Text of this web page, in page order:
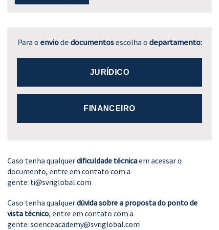
Para oenviodedocumentosescolha odepartamento:
JURÍDICO
FINANCEIRO
Caso tenha qualquerdificuldade técnicaem acessar o
documento, entre em contato com a
gente: ti@svriglobal.com
Caso tenha qualquerdúvida sobre a proposta do ponto de
vista técnico, entre em contato com a
gente: scienceacademy@svriglobal.com